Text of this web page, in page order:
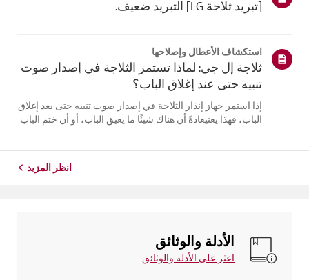
[تبريد ثلاجة LG] التبريد ضعيف.
استكشاف الأعطال وإصلاحها
ثلاجة إل جي: لماذا تستمر الثلاجة في إصدار صوت
تنبيه حتى عند إغلاق الباب؟
إذا استمر جهاز إنذار الثلاجة في إصدار صوت تنبيه حتى بعد إغلاق
الباب، فهذا يعنيعادةً أن هناك شيئًا ما يعيق الباب، أو أن ختم الباب
انظر المزيد
الأدلة والوثائق
اعثر على الأدلة والوثائق